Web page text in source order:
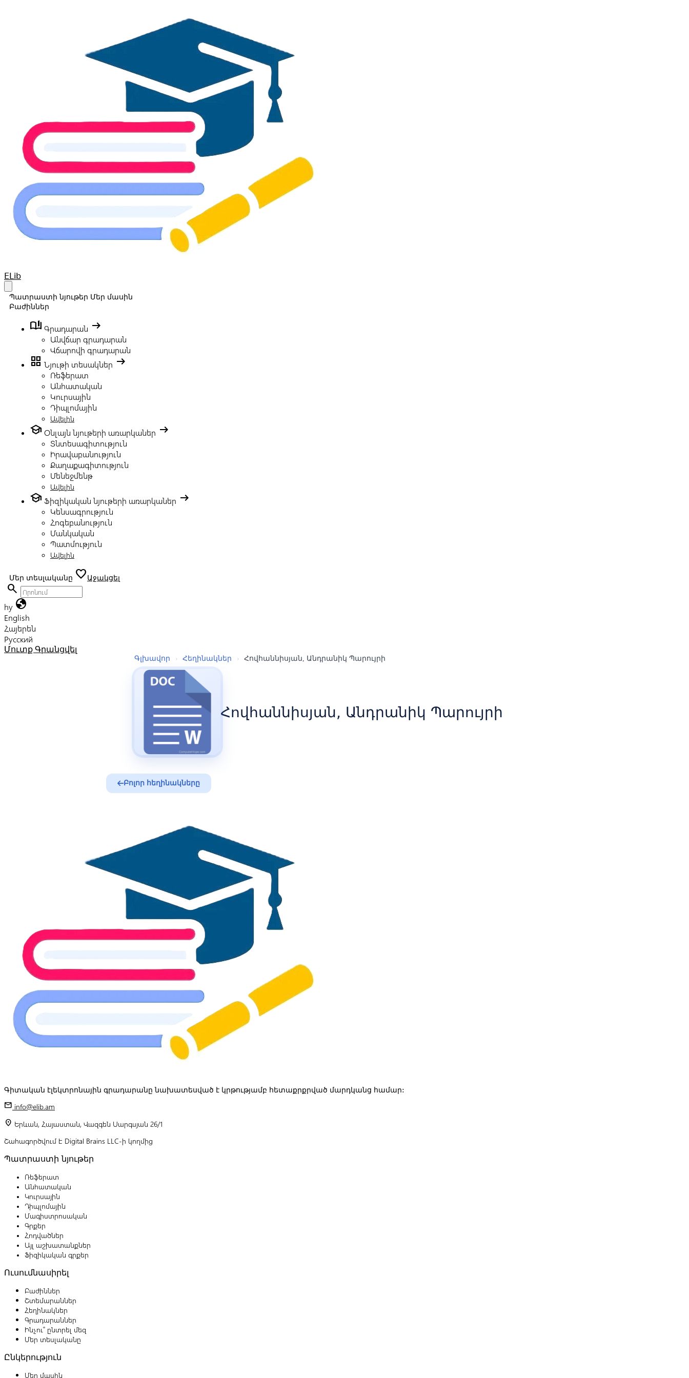
Your Company
ELib
Պատրաստի նյութեր Մեր մասին
Բաժիններ
book_ribbon Գրադարան arrow_right_alt
Անվճար գրադարան
Վճարովի գրադարան
grid_view Նյութի տեսակներ arrow_right_alt
Ռեֆերատ
Անհատական
Կուրսային
Դիպլոմային
Ավելին
school Օնլայն նյութերի առարկաներ arrow_right_alt
Տնտեսագիտություն
Իրավաբանություն
Քաղաքագիտություն
Մենեջմենթ
Ավելին
school Ֆիզիկական նյութերի առարկաներ arrow_right_alt
Կենսագրություն
Հոգեբանություն
Մանկական
Պատմություն
Ավելին
Մեր տեսլականը favoriteԱջակցել
search
hy globe
English
Հայերեն
Русский
Մուտք Գրանցվել
Գլխավոր › Հեղինակներ › Հովհաննիսյան, Անդրանիկ Պարույրի
Հովհաննիսյան, Անդրանիկ Պարույրի
Բոլոր հեղինակները
Գիտական էլեկտրոնային գրադարանը նախատեսված է կրթությամբ հետաքրքրված մարդկանց համար:
mail info@elib.am
location_on Երևան, Հայաստան, Վազգեն Սարգսյան 26/1
Շահագործվում է Digital Brains LLC-ի կողմից
Պատրաստի նյութեր
Ռեֆերատ
Անհատական
Կուրսային
Դիպլոմային
Մագիստրոսական
Գրքեր
Հոդվածներ
Այլ աշխատանքներ
Ֆիզիկական գրքեր
Ուսումնասիրել
Բաժիններ
Շտեմարաններ
Հեղինակներ
Գրադարաններ
Ինչու՞ ընտրել մեզ
Մեր տեսլականը
Ընկերություն
Մեր մասին